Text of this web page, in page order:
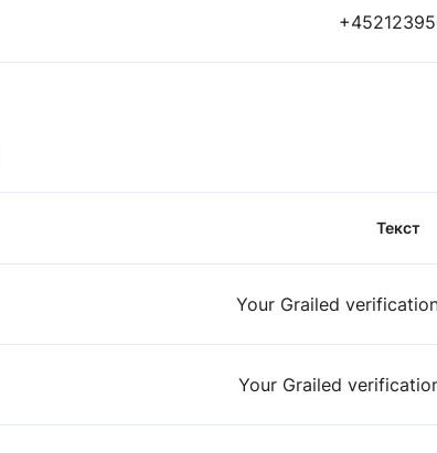
Текст
Your Grailed
Your Grailed